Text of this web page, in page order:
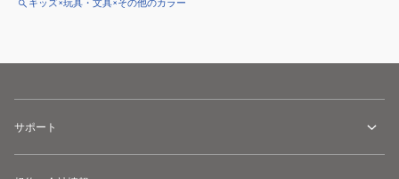
キッズ×玩具・文具×その他のカラー
サポート